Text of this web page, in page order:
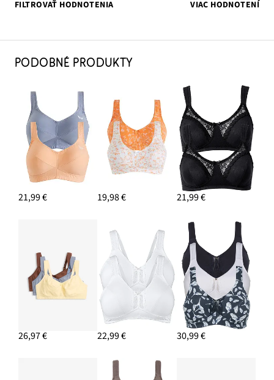
FILTROVAŤ HODNOTENIA VIAC HODNOTENÍ
PODOBNÉ PRODUKTY
21,99 € 19,98 € 21,99 €
26,97 € 22,99 € 30,99 €